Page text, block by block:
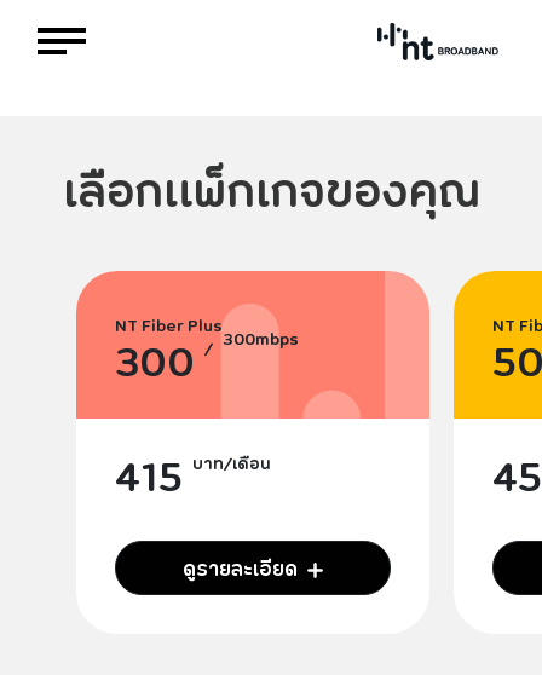
เลือกแพ็กเกจของคุณ
NT Fiber Plus
300 / 300mbps
415 บาท/เดือน
ดูรายละเอียด
NT